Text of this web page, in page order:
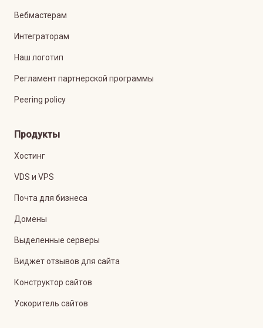
Вебмастерам
Интеграторам
Наш логотип
Регламент партнерской программы
Peering policy
Продукты
Хостинг
VDS и VPS
Почта для бизнеса
Домены
Выделенные серверы
Виджет отзывов для сайта
Конструктор сайтов
Ускоритель сайтов